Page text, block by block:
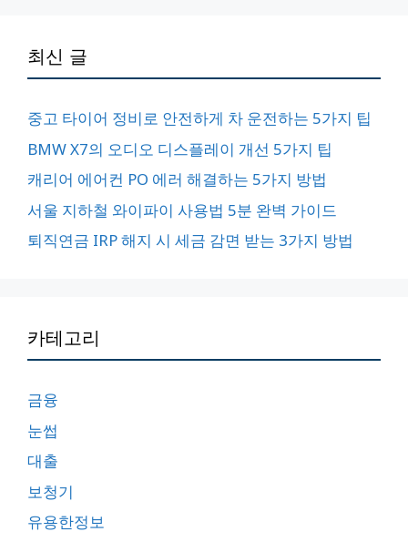
최신 글
중고 타이어 정비로 안전하게 차 운전하는 5가지 팁
BMW X7의 오디오 디스플레이 개선 5가지 팁
캐리어 에어컨 PO 에러 해결하는 5가지 방법
서울 지하철 와이파이 사용법 5분 완벽 가이드
퇴직연금 IRP 해지 시 세금 감면 받는 3가지 방법
카테고리
금융
눈썹
대출
보청기
유용한정보